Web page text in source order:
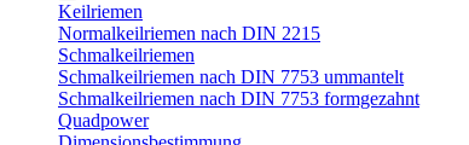
Keilriemen
Normalkeilriemen nach DIN 2215
Schmalkeilriemen
Schmalkeilriemen nach DIN 7753 ummantelt
Schmalkeilriemen nach DIN 7753 formgezahnt
Quadpower